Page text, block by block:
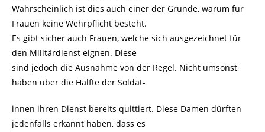
Wahrscheinlich ist dies auch einer der Gründe, warum für
Frauen keine Wehrpflicht besteht.
Es gibt sicher auch Frauen, welche sich ausgezeichnet für
den Militärdienst eignen. Diese
sind jedoch die Ausnahme von der Regel. Nicht umsonst
haben über die Hälfte der Soldat-
innen ihren Dienst bereits quittiert. Diese Damen dürften
jedenfalls erkannt haben, dass es